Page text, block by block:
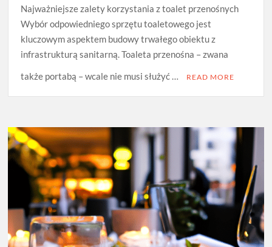
Najważniejsze zalety korzystania z toalet przenośnych
Wybór odpowiedniego sprzętu toaletowego jest
kluczowym aspektem budowy trwałego obiektu z
infrastrukturą sanitarną. Toaleta przenośna – zwana
także portabą – wcale nie musi służyć …
READ MORE